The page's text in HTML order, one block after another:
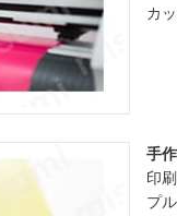
カ
手
印
プ